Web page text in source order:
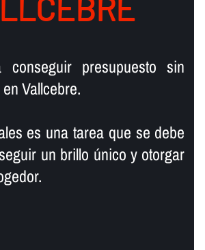
presupuesto sin
Vallcebre.
es una tarea que se debe
un brillo único y otorgar